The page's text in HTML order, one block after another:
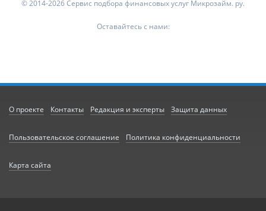
© 2014-2026 Сервис подбора финансовых услуг Микрозайм. ру.
Оставайтесь с нами:
О проекте Контакты Редакция и эксперты Защита данных
Пользовательское соглашение Политика конфиденциальности
Карта сайта